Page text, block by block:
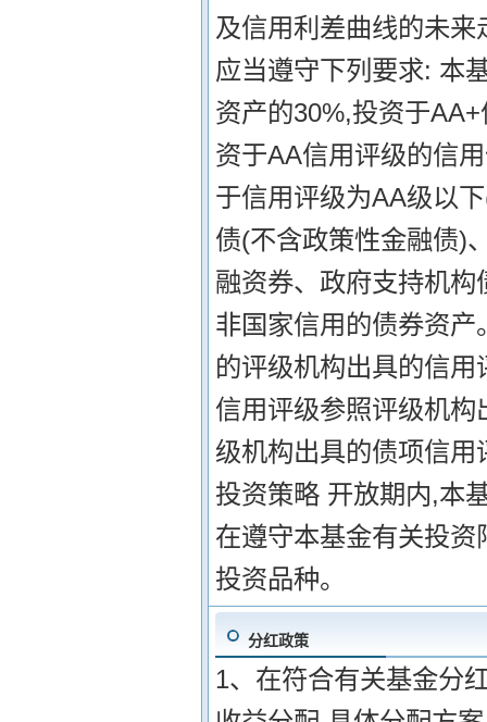
及信用利差曲线的未
应当遵守下列要求: 本
资产的30%,投资于
资于AA信用评级的信
于信用评级为AA级以
债(不含政策性金融债)
融资券、政府支持机
非国家信用的债券资
的评级机构出具的信
信用评级参照评级机
级机构出具的债项信
投资策略 开放期内,本
在遵守本基金有关投
投资品种。
分红政策
1、在符合有关基金分